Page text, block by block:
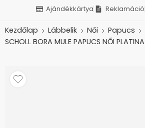
Ajándékkártya Reklamáció
Kezdőlap Lábbelik Női
Papucs
SCHOLL BORA MULE PAPUCS NŐI PLATINA